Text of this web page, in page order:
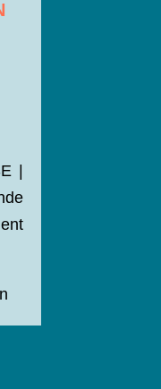
|